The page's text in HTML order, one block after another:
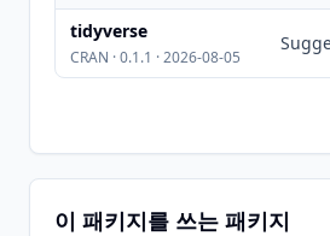
tidyverse
CRAN · 0.1.1 · 2026-08-05
이 패키지를 쓰는 패키지